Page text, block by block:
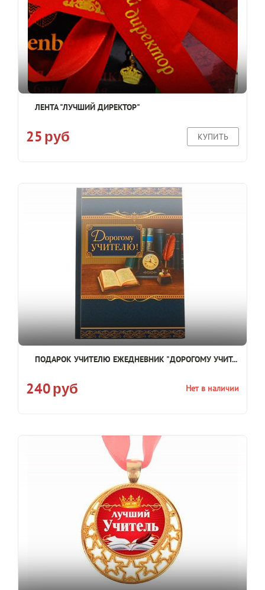
ЛЕНТА "ЛУЧШИЙ ДИРЕКТОР"
25 руб КУПИТЬ
ПОДАРОК УЧИТЕЛЮ ЕЖЕДНЕВНИК "ДОРОГОМУ УЧИТ...
240 руб Нет в наличии